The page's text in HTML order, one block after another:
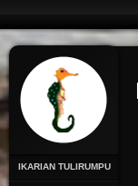
IKARIAN TULIRUMPU